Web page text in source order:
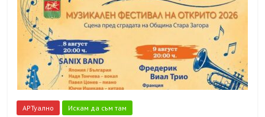
АРТуално Искам да съм там